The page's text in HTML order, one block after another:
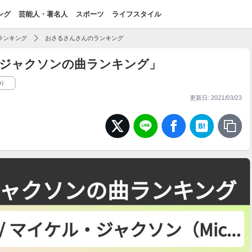
グ 芸能人・著名人 スポーツ ライフスタイル
ンキング おさるさんさんのランキング
ャクソンの曲ランキング」
更新日: 2021/03/23